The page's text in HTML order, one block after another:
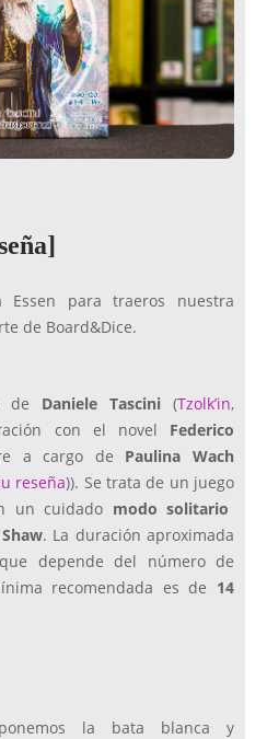
Essen para traeros nuestra
de Board&Dice.
de Daniele Tascini(Tzolk’in,
con el novel Federico
a cargo de Paulina Wach
reseña)). Se trata de un juego
un cuidado modo solitario
. La duración aproximada
depende del número de
recomendada es de 14
la bata blanca y